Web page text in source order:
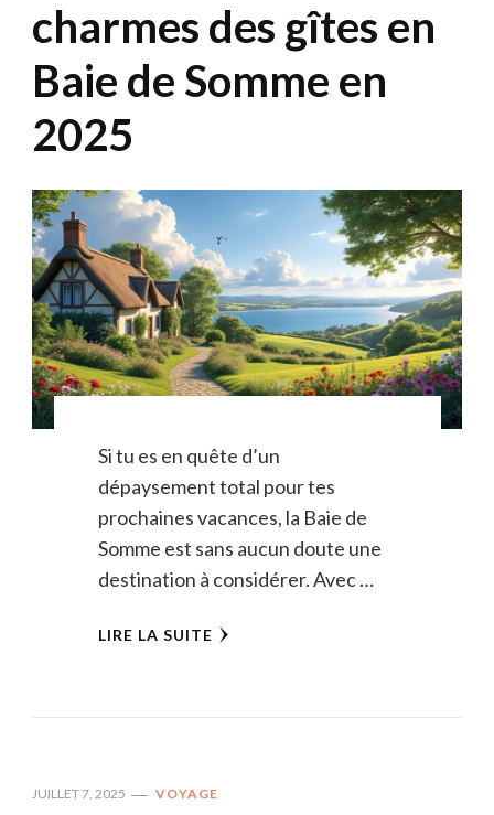
charmes des gîtes en
Baie de Somme en
2025
Si tu es en quête d’un
dépaysement total pour tes
prochaines vacances, la Baie de
Somme est sans aucun doute une
destination à considérer. Avec …
LIRE LA SUITE
JUILLET 7, 2025 VOYAGE